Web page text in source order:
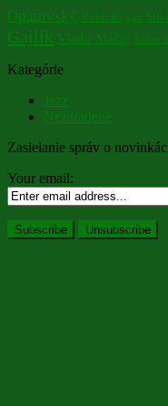
Opatovský Robo Ragan
Gajlík Vlado Máčaj Štefan
Kategórie
Jazz
Nezaradené
Zasielanie správ o
Your email: